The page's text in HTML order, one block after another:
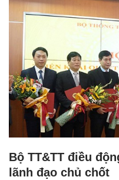
Bộ TT&TT điều
lãnh đạo chủ chốt